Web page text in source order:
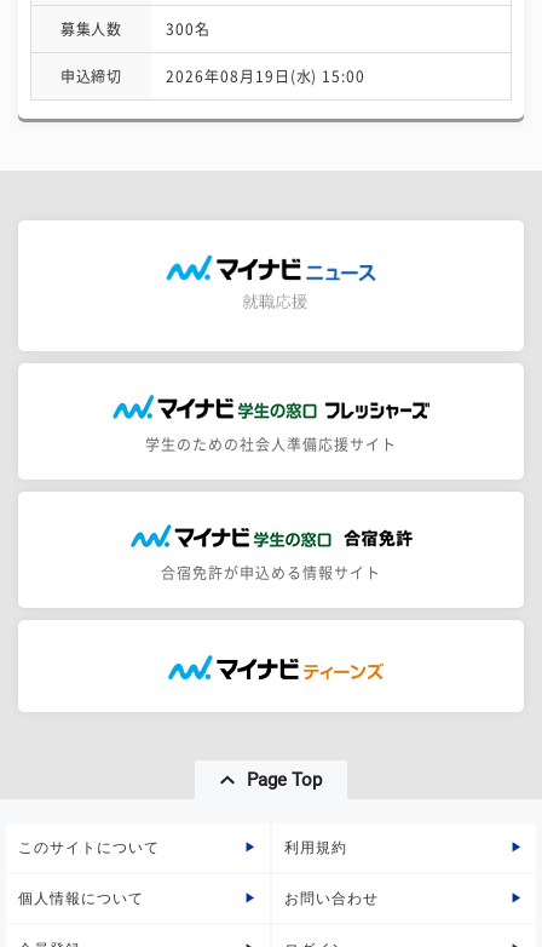
募集人数 300名
申込締切 2026年08月19日(水) 15:00
学生のための社会人準備応援サイト
合宿免許が申込める情報サイト
Page Top
このサイトについて 利用規約
個人情報について お問い合わせ